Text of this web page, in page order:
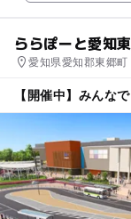
ららぽーと愛知
愛知県愛知郡東郷町
【開催中】みんな